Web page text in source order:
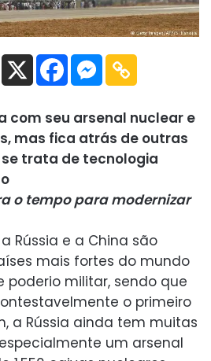
com seu arsenal nuclear e
mas fica atrás de outras
trata de tecnologia
o tempo para modernizar
Rússia e a China são
mais fortes do mundo
militar, sendo que
o primeiro
a Rússia ainda tem muitas
um arsenal